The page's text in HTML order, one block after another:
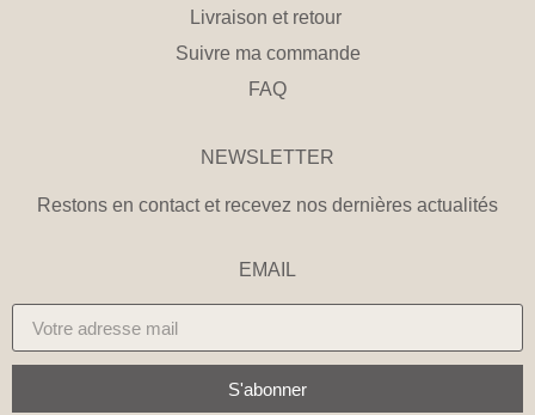
Livraison et retour
Suivre ma commande
FAQ
NEWSLETTER
Restons en contact et recevez nos dernières actualités
EMAIL
S'abonner